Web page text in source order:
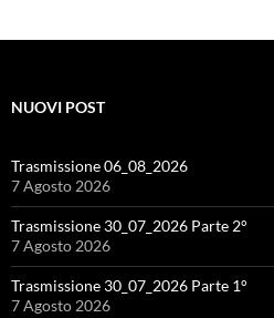
NUOVI POST
Trasmissione 06_08_2026
7 Agosto 2026
Trasmissione 30_07_2026 Parte 2°
7 Agosto 2026
Trasmissione 30_07_2026 Parte 1°
7 Agosto 2026